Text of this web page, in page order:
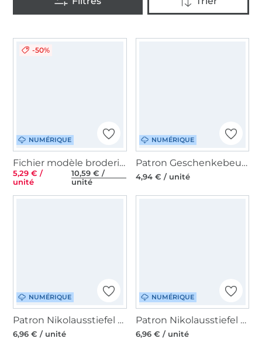
NUMÉRIQUE
-50%
Fichier modèle broderie Geschenk-Anhänger ITH Rock Queen
5,29 € /
unité
10,59 € /
unité
NUMÉRIQUE
Patron Geschenkebeutel pdf Miss Granny, en allemand
4,94 € / unité
NUMÉRIQUE
Patron Nikolausstiefel Wal Strumpf pdf von Lange Hand, en allemand
6,96 € / unité
NUMÉRIQUE
Patron Nikolausstiefel Pinguin Strumpf pdf von Lange Hand, en allemand
6,96 € / unité